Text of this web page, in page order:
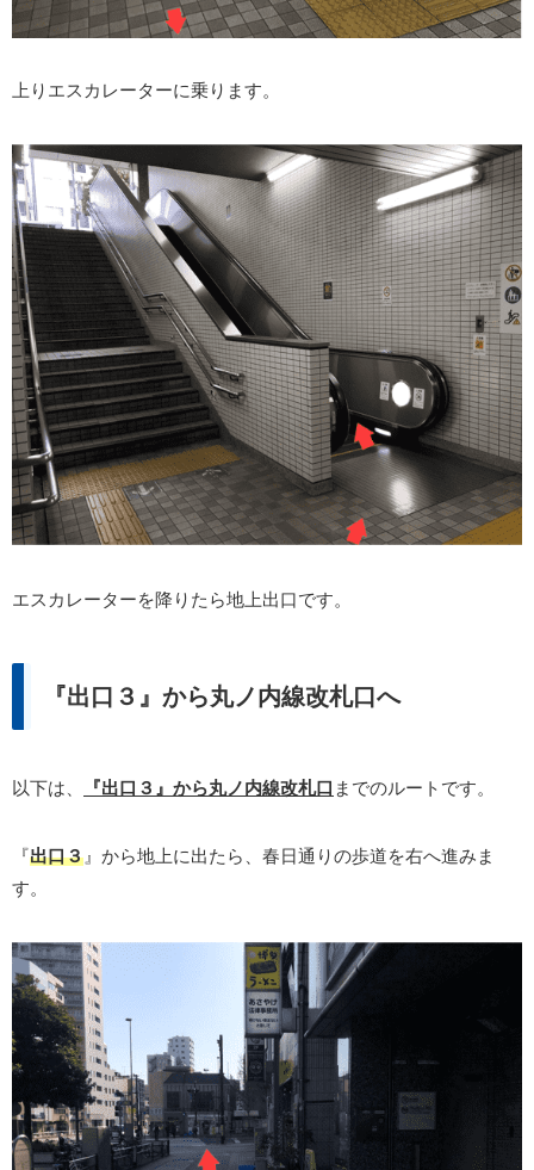
上りエスカレーターに乗ります。
エスカレーターを降りたら地上出口です。
『出口３』から丸ノ内線改札口へ
以下は、 『出口３』から丸ノ内線改札口 までのルートです。
『出口３ 』から地上に出たら、春日通りの歩道を右へ進みま
す。